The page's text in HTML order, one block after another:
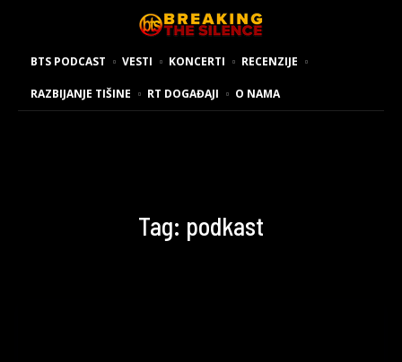
BTS PODCAST VESTI KONCERTI RECENZIJE
RAZBIJANJE TIŠINE RT DOGAĐAJI O NAMA
Tag: podkast